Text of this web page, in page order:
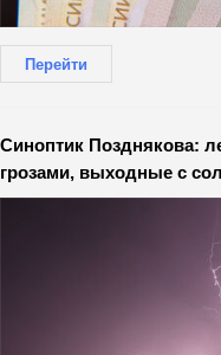
Перейти
Синоптик Позднякова:
грозами, выходные с